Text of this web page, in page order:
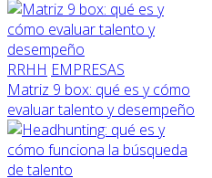
RRHH EMPRESAS
Matriz 9 box: qué es y cómo
evaluar talento y desempeño